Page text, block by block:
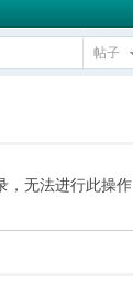
帖子
，无法进行此操作